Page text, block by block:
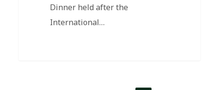
Dinner held after the
International…